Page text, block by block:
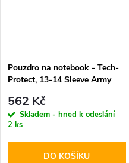
Pouzdro na notebook - Tech-
Protect, 13-14 Sleeve Army
562 Kč
Skladem - hned k odeslání
2 ks
DO KOŠÍKU